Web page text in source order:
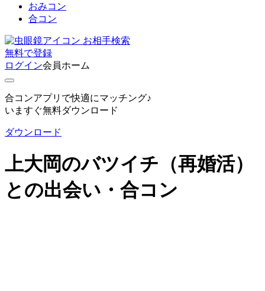
おみコン
合コン
お相手検索
無料で登録
ログイン会員ホーム
合コンアプリで快適にマッチング♪
いますぐ無料ダウンロード
ダウンロード
上大岡のバツイチ（再婚活）
との出会い・合コン